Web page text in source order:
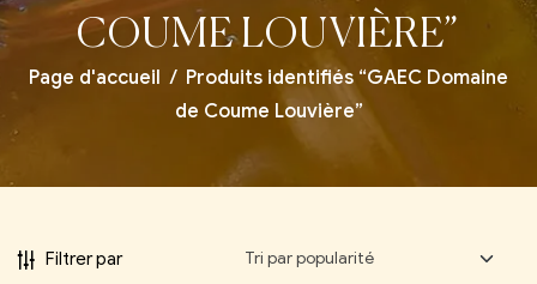
COUME LOUVIÈRE”
Page d'accueil / Produits identifiés “GAEC Domaine
de Coume Louvière”
Filtrer par